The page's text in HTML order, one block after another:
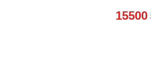
15500